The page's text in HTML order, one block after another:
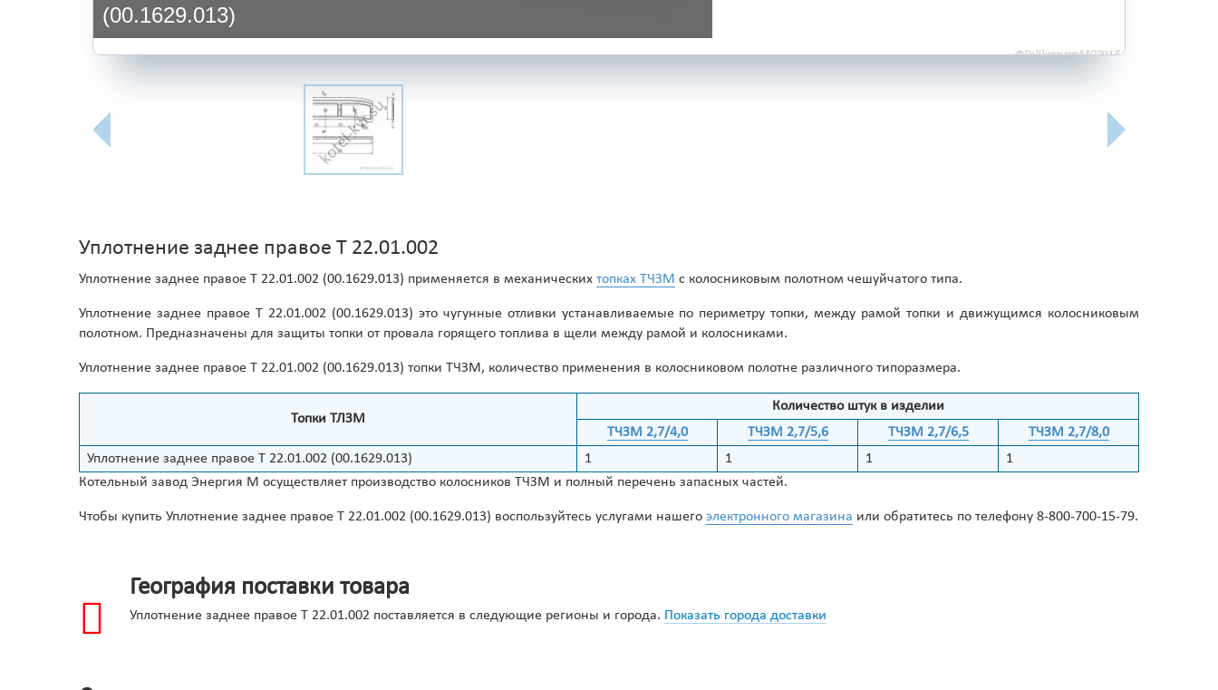
(00.1629.013)
Уплотнение заднее правое Т 22.01.002
Уплотнение заднее правое Т 22.01.002 (00.1629.013) применяется в механических топках ТЧЗМ с колосниковым полотном чешуйчатого типа.
Уплотнение заднее правое Т 22.01.002 (00.1629.013) это чугунные отливки устанавливаемые по периметру топки, между рамой топки и движущимся колосниковым
полотном. Предназначены для защиты топки от провала горящего топлива в щели между рамой и колосниками.
Уплотнение заднее правое Т 22.01.002 (00.1629.013) топки ТЧЗМ, количество применения в колосниковом полотне различного типоразмера.
Топки ТЛЗМ
Количество штук в изделии
ТЧЗМ 2,7/4,0
ТЧЗМ 2,7/5,6 ТЧЗМ 2,7/6,5
ТЧЗМ 2,7/8,0
Уплотнение заднее правое Т 22.01.002 (00.1629.013)
1 1 1
1
Котельный завод Энергия М осуществляет производство колосников ТЧЗМ и полный перечень запасных частей.
Чтобы купить Уплотнение заднее правое Т 22.01.002 (00.1629.013) воспользуйтесь услугами нашего электронного магазина или обратитесь по телефону 8-800-700-15-79.
География поставки товара
Уплотнение заднее правое Т 22.01.002 поставляется в следующие регионы и города. Показать города доставки